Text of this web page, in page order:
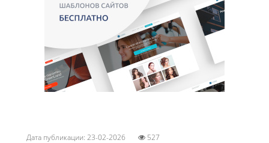
Дата публикации: 23-02-2026 527